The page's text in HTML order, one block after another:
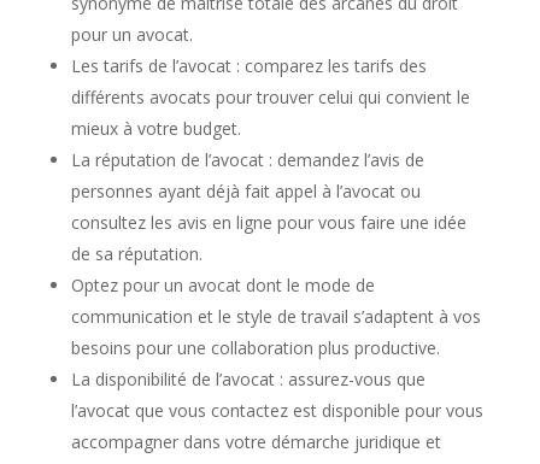
pour un avocat.
Les tarifs de l’avocat : comparez les tarifs des
différents avocats pour trouver celui qui convient le
mieux à votre budget.
La réputation de l’avocat : demandez l’avis de
personnes ayant déjà fait appel à l’avocat ou
consultez les avis en ligne pour vous faire une idée
de sa réputation.
Optez pour un avocat dont le mode de
communication et le style de travail s’adaptent à vos
besoins pour une collaboration plus productive.
La disponibilité de l’avocat : assurez-vous que
l’avocat que vous contactez est disponible pour vous
accompagner dans votre démarche juridique et